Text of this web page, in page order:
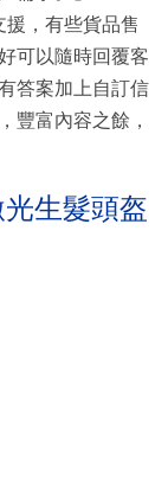
，有些貨品售
可以隨時回覆客
答案加上自訂信
豐富內容之餘，
生髮頭盔